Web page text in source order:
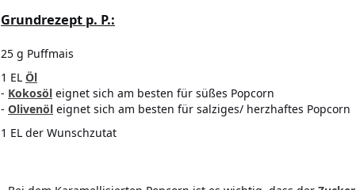
Grundrezept p. P.:
25 g Puffmais
1 EL Öl
- Kokosöl eignet sich am besten für süßes Popcorn
- Olivenöl eignet sich am besten für salziges/ herzhaftes Popcorn
1 EL der Wunschzutat